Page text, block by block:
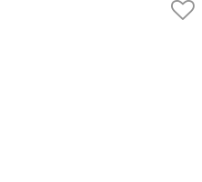
#کابل شبکه